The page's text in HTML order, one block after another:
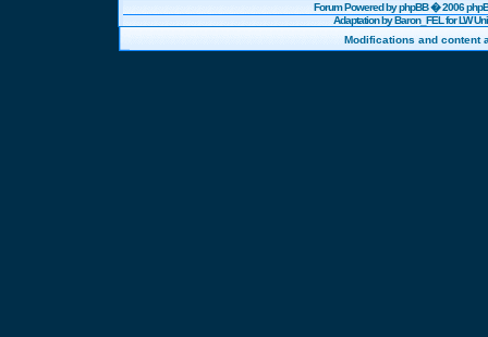
Forum Powered byphpBB� 2006
Adaptation by Baron_FEL for LW
Modifications and content